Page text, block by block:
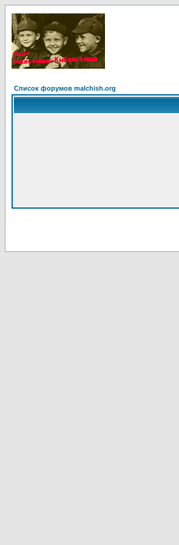
Список форумов malchish.org